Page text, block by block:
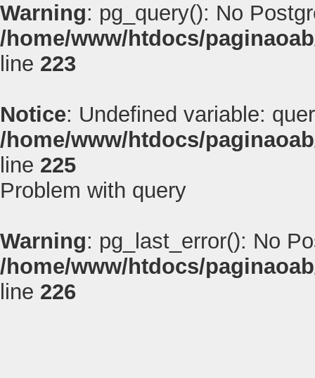
Warning: pg_query(): No
/home/www/htdocs/
line 223
Notice: Undefined variable:
/home/www/htdocs/
line 225
Problem with query
Warning: pg_last_error(): No
/home/www/htdocs/
line 226